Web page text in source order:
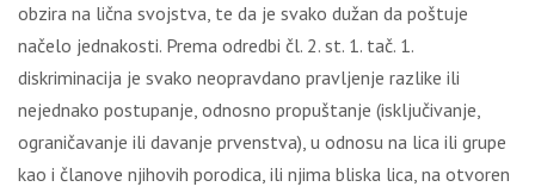
obzira na lična svojstva, te da je svako dužan da poštuje
načelo jednakosti. Prema odredbi čl. 2. st. 1. tač. 1.
diskriminacija je svako neopravdano pravljenje razlike ili
nejednako postupanje, odnosno propuštanje (isključivanje,
ograničavanje ili davanje prvenstva), u odnosu na lica ili grupe
kao i članove njihovih porodica, ili njima bliska lica, na otvoren